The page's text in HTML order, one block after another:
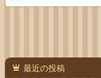
最近の投稿